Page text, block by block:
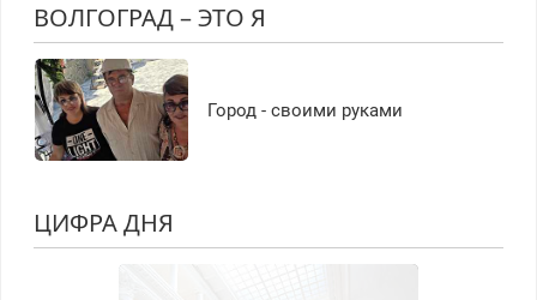
ВОЛГОГРАД – ЭТО Я
Город - своими руками
ЦИФРА ДНЯ